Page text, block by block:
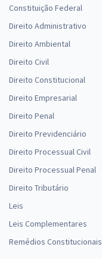
Constituição Federal
Direito Administrativo
Direito Ambiental
Direito Civil
Direito Constitucional
Direito Empresarial
Direito Penal
Direito Previdenciário
Direito Processual Civil
Direito Processual Penal
Direito Tributário
Leis
Leis Complementares
Remédios Constitucionais